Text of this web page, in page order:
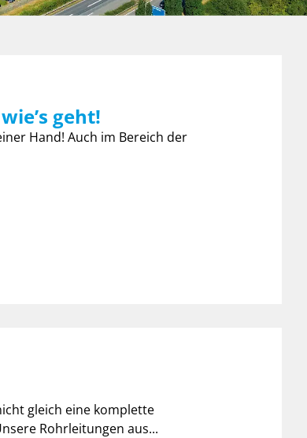
geht!
Hand! Auch im Bereich der
gleich eine komplette
Rohrleitungen aus...